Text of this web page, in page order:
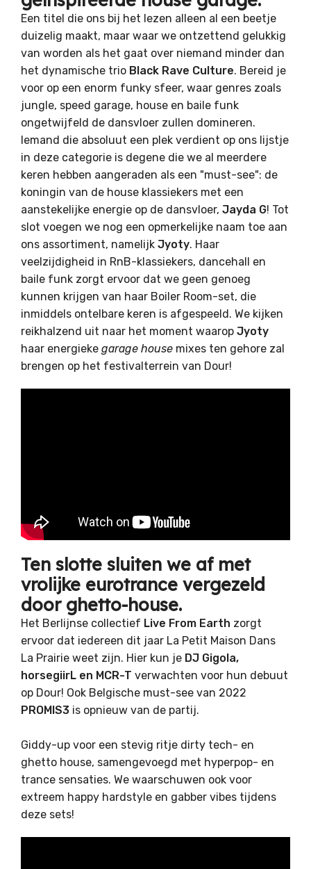
Een titel die ons bij het lezen alleen al een beetje
duizelig maakt, maar waar we ontzettend gelukkig
van worden als het gaat over niemand minder dan
het dynamische trio Black Rave Culture. Bereid je
voor op een enorm funky sfeer, waar genres zoals
jungle, speed garage, house en baile funk
ongetwijfeld de dansvloer zullen domineren.
Iemand die absoluut een plek verdient op ons lijstje
in deze categorie is degene die we al meerdere
keren hebben aangeraden als een "must-see": de
koningin van de house klassiekers met een
aanstekelijke energie op de dansvloer, Jayda G! Tot
slot voegen we nog een opmerkelijke naam toe aan
ons assortiment, namelijk Jyoty. Haar
veelzijdigheid in RnB-klassiekers, dancehall en
baile funk zorgt ervoor dat we geen genoeg
kunnen krijgen van haar Boiler Room-set, die
inmiddels ontelbare keren is afgespeeld. We kijken
reikhalzend uit naar het moment waarop Jyoty
haar energieke garage house mixes ten gehore zal
brengen op het festivalterrein van Dour!
Ten slotte sluiten we af met
vrolijke eurotrance vergezeld
door ghetto-house.
Het Berlijnse collectief Live From Earth zorgt
ervoor dat iedereen dit jaar La Petit Maison Dans
La Prairie weet zijn. Hier kun je DJ Gigola,
horsegiirL en MCR-T verwachten voor hun debuut
op Dour! Ook Belgische must-see van 2022
PROMIS3 is opnieuw van de partij.
Giddy-up voor een stevig ritje dirty tech- en
ghetto house, samengevoegd met hyperpop- en
trance sensaties. We waarschuwen ook voor
extreem happy hardstyle en gabber vibes tijdens
deze sets!